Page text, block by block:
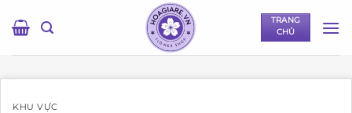
qua
TRANG
CHỦ
KHU VỰC